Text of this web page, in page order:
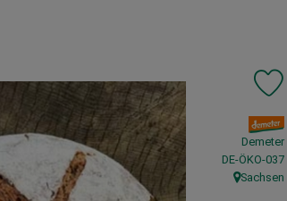
, Verband:
Demeter
,DE-ÖKO-037
, Herkunft:
Sachsen